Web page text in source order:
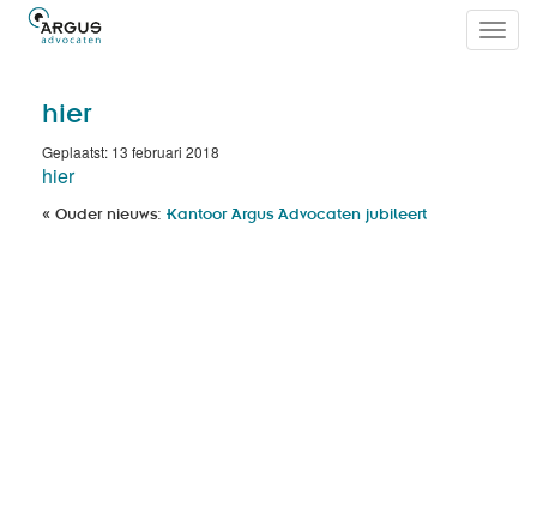
hier
Geplaatst: 13 februari 2018
hier
« Ouder nieuws: Kantoor Argus Advocaten jubileert